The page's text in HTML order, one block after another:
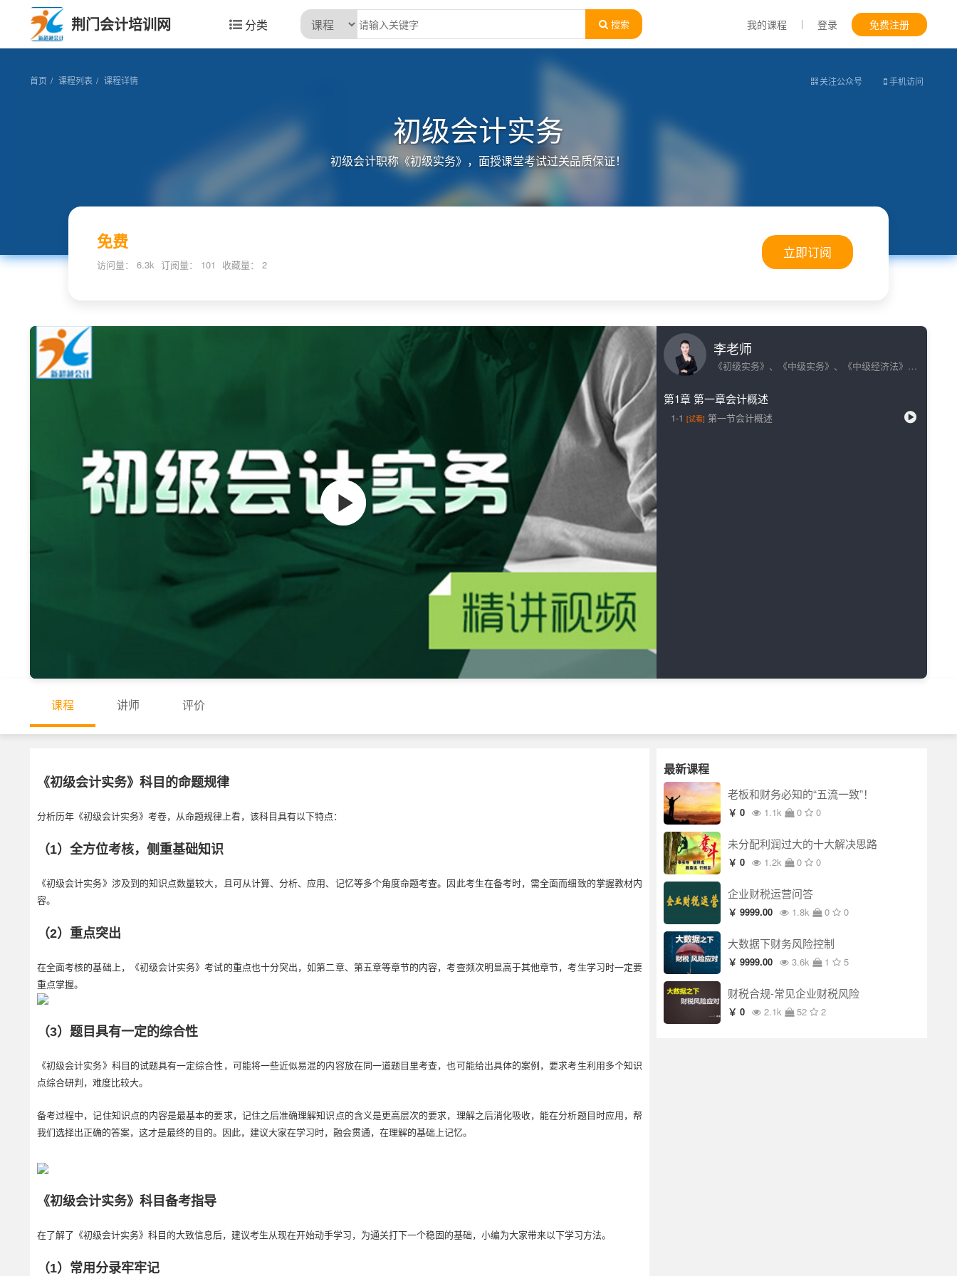
荆门会计培训网 分类 我的课程 | 登录 免费注册
搜索
首页 课程列表 课程详情 关注公众号 手机访问
初级会计实务
初级会计职称《初级实务》，面授课堂考试过关品质保证！
免费
访问量： 6.3k 订阅量： 101 收藏量： 2
立即订阅
李老师
《初级实务》、《中级实务》、《中级经济法》讲师
第1章 第一章会计概述
1-1 [试看] 第一节会计概述
课程 讲师 评价
《初级会计实务》科目的命题规律
分析历年《初级会计实务》考卷，从命题规律上看，该科目具有以下特点：
（1）全方位考核，侧重基础知识
《初级会计实务》涉及到的知识点数量较大，且可从计算、分析、应用、记忆等多个角度命题考查。因此考生在备考时，需全面而细致的掌握教材内
容。
（2）重点突出
在全面考核的基础上，《初级会计实务》考试的重点也十分突出，如第二章、第五章等章节的内容，考查频次明显高于其他章节，考生学习时一定要
重点掌握。
（3）题目具有一定的综合性
《初级会计实务》科目的试题具有一定综合性，可能将一些近似易混的内容放在同一道题目里考查，也可能给出具体的案例，要求考生利用多个知识
点综合研判，难度比较大。
备考过程中，记住知识点的内容是最基本的要求，记住之后准确理解知识点的含义是更高层次的要求，理解之后消化吸收，能在分析题目时应用，帮
我们选择出正确的答案，这才是最终的目的。因此，建议大家在学习时，融会贯通，在理解的基础上记忆。
《初级会计实务》科目备考指导
在了解了《初级会计实务》科目的大致信息后，建议考生从现在开始动手学习，为通关打下一个稳固的基础，小编为大家带来以下学习方法。
（1）常用分录牢牢记
最新课程
老板和财务必知的“五流一致”！
￥ 0 1.1k 0 0
未分配利润过大的十大解决思路
￥ 0 1.2k 0 0
企业财税运营问答
￥ 9999.00 1.8k 0 0
大数据下财务风险控制
￥ 9999.00 3.6k 1 5
财税合规-常见企业财税风险
￥ 0 2.1k 52 2